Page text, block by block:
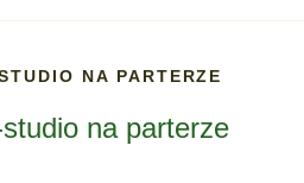
NA PARTERZE
na parterze